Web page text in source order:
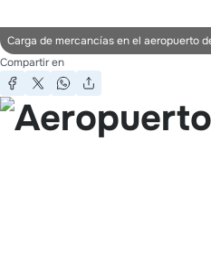
Carga de mercancías en el aeropuerto
Compartir en